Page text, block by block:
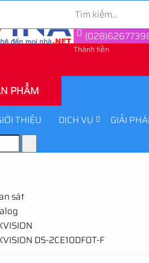
Thành tiền
PHẨM
THIỆU DỊCH VỤ GIẢI
sát
DS-2CE10DF0T-F